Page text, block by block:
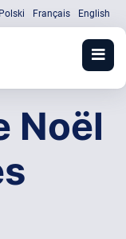
Polski Français English
Noël